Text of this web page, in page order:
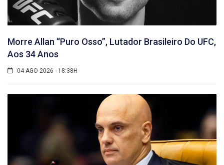
Morre Allan “Puro Osso”, Lutador Brasileiro Do UFC,
Aos 34 Anos
04 AGO 2026 - 18:38H